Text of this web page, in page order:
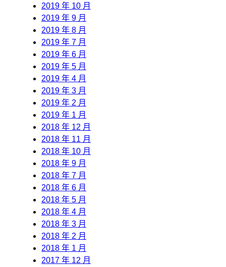
2019 年 10 月
2019 年 9 月
2019 年 8 月
2019 年 7 月
2019 年 6 月
2019 年 5 月
2019 年 4 月
2019 年 3 月
2019 年 2 月
2019 年 1 月
2018 年 12 月
2018 年 11 月
2018 年 10 月
2018 年 9 月
2018 年 7 月
2018 年 6 月
2018 年 5 月
2018 年 4 月
2018 年 3 月
2018 年 2 月
2018 年 1 月
2017 年 12 月